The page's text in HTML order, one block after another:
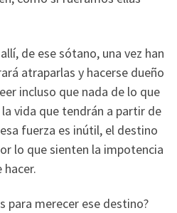
de ese sótano, una vez han
atraparlas y hacerse dueño
incluso que nada de lo que
vida que tendrán a partir de
fuerza es inútil, el destino
lo que sienten la impotencia
para merecer ese destino?